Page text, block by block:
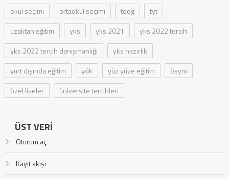
okul seçimi
ortaokul seçimi teog
tyt
uzaktan eğitim
yks yks 2021
yks 2022 tercih
yks 2022 tercih danışmanlığı
yks hazırlık
yurt dışında eğitim
yök yüz yüze eğitim
ösym
özel liseler
üniversite tercihleri
ÜST VERI
Oturum aç
Kayıt akışı